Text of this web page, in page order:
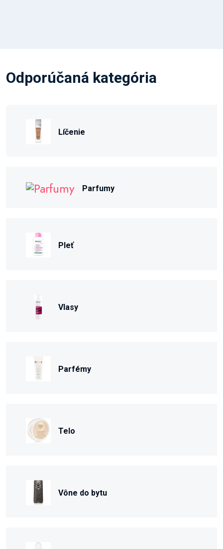
Odporúčaná kategória
Líčenie
Parfumy
Pleť
Vlasy
Parfémy
Telo
Vône do bytu